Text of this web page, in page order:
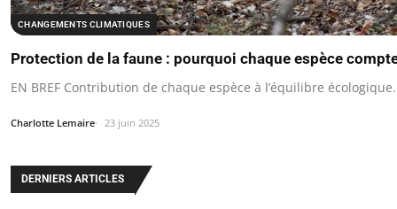
CHANGEMENTS CLIMATIQUES
Protection de la faune : pourquoi chaque espèce
EN BREF Contribution de chaque espèce à l’équilibre
Charlotte Lemaire 23 juin 2025
DERNIERS ARTICLES